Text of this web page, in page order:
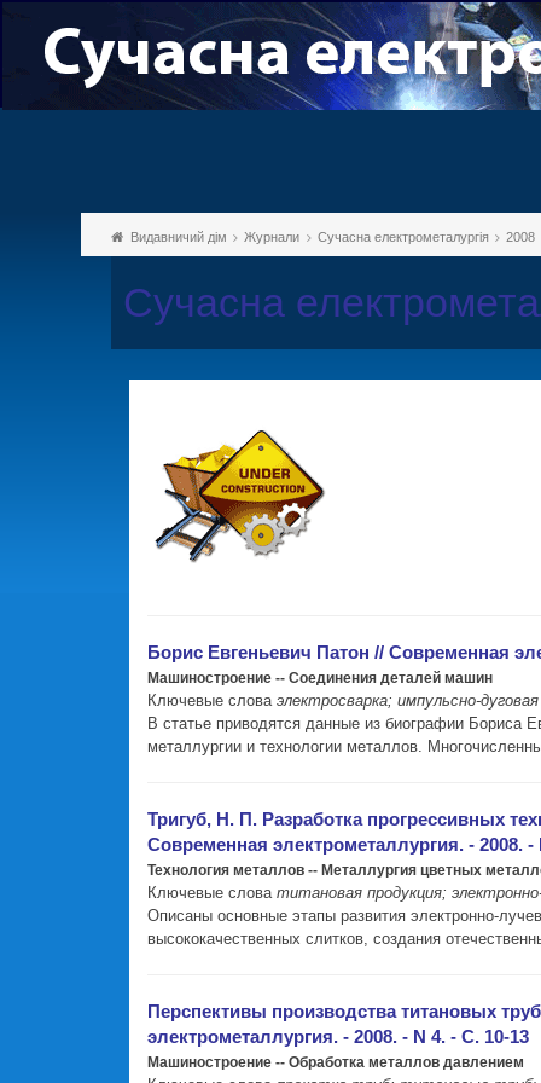
Видавничий дім Журнали Сучасна електрометалургія 2008
Сучасна
Борис Евгеньевич Патон // Современная
Машиностроение -- Соединения деталей машин
Ключевые словаэлектросварка; импульсно-
В статье приводятся данные из биографии Бориса
металлургии и технологии металлов.
Тригуб, Н. П. Разработка прогрессивных
Современная электрометаллургия. - 2008. -
Технология металлов -- Металлургия цветных
Ключевые словатитановая продукция;
Описаны основные этапы развития электронно-
высококачественных слитков, создания
Перспективы производства титановых
электрометаллургия. - 2008. - N 4. - С. 10-13
Машиностроение -- Обработка металлов давлением